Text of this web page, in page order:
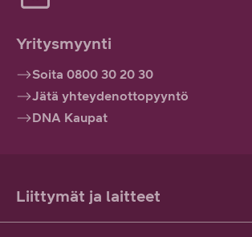
Yritysmyynti
Soita 0800 30 20 30
Jätä yhteydenottopyyntö
DNA Kaupat
Liittymät ja laitteet